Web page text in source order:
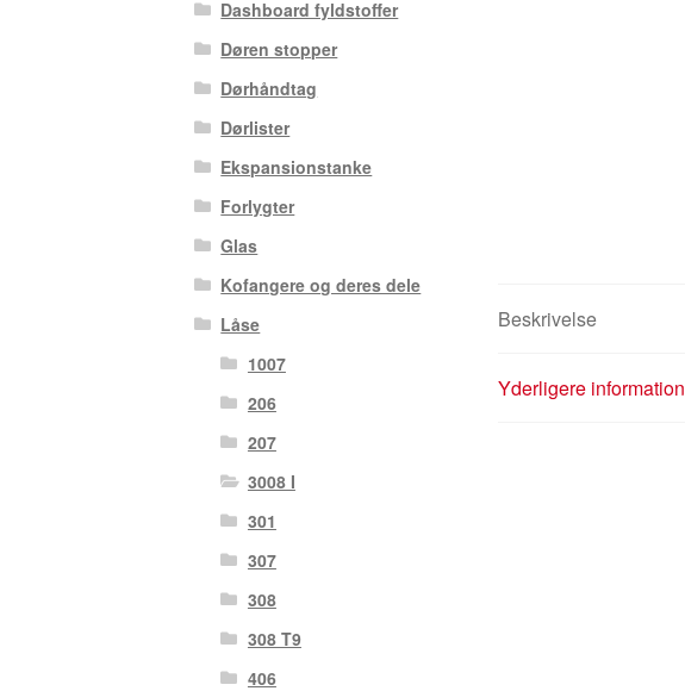
Beskrivelse
Yderligere information
Dashboard fyldstoffer
Døren stopper
Dørhåndtag
Dørlister
Ekspansionstanke
Forlygter
Glas
Kofangere og deres dele
Låse
1007
206
207
3008 I
301
307
308
308 T9
406